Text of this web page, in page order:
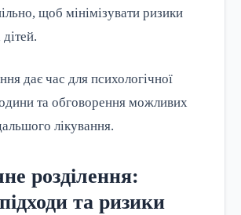
щоб мінімізувати ризики
дає час для психологічної
та обговорення можливих
лікування.
розділення:
та ризики